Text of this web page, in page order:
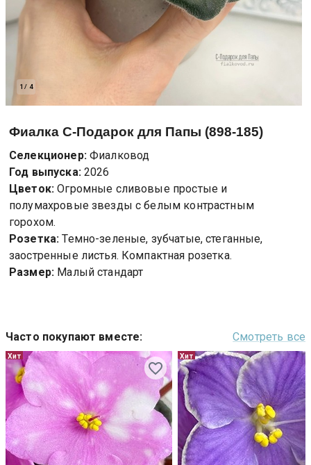
1 / 4
Фиалка С-Подарок для Папы (898-185)
Селекционер: Фиалковод
Год выпуска: 2026
Цветок: Огромные сливовые простые и
полумахровые звезды с белым контрастным
горохом.
Розетка: Темно-зеленые, зубчатые, стеганные,
заостренные листья. Компактная розетка.
Размер: Малый стандарт
Часто покупают вместе: Смотреть все
Хит Хит